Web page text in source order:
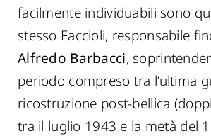
facilmente individuabili sono
stesso Faccioli, responsabile
Alfredo Barbacci,
periodo compreso tra l’ultima
ricostruzione post-bellica
tra il luglio 1943 e la metà del